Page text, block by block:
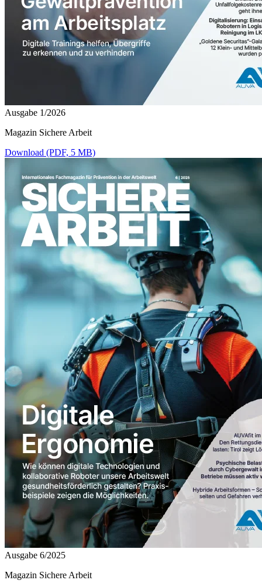
Ausgabe 1/2026
Magazin Sichere Arbeit
Download (PDF, 5 MB)
Ausgabe 6/2025
Magazin Sichere Arbeit